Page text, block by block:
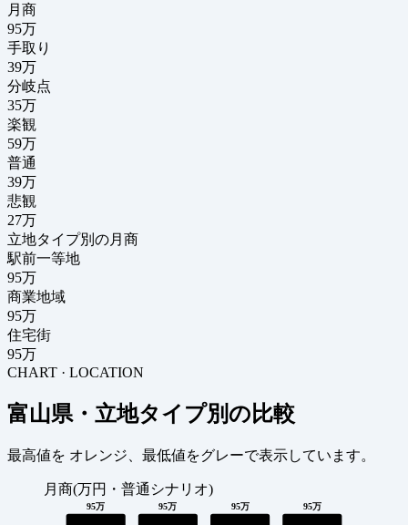
月商
95万
手取り
39万
分岐点
35万
楽観
59万
普通
39万
悲観
27万
立地タイプ別の月商
駅前一等地
95万
商業地域
95万
住宅街
95万
CHART · LOCATION
富山県・立地タイプ別の比較
最高値を オレンジ 、最低値をグレーで表示しています。
月商(万円・普通シナリオ)
95万 95万 95万 95万